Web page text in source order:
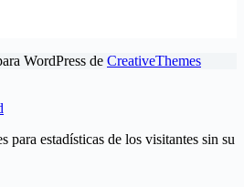
WordPress de CreativeThemes
para estadísticas de los visitantes sin su